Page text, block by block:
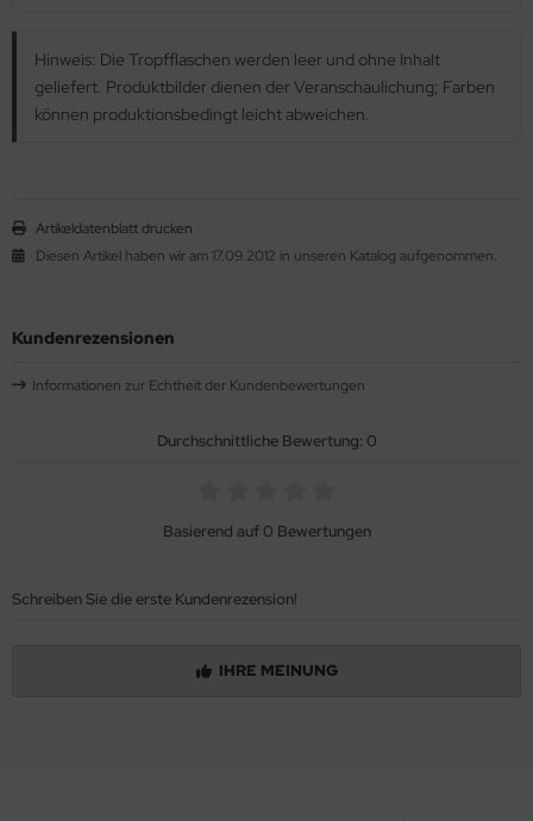
Hinweis: Die Tropfflaschen werden leer und ohne Inhalt
geliefert. Produktbilder dienen der Veranschaulichung; Farben
können produktionsbedingt leicht abweichen.
Artikeldatenblatt drucken
Diesen Artikel haben wir am 17.09.2012 in unseren Katalog aufgenommen.
Kundenrezensionen
Informationen zur Echtheit der Kundenbewertungen
Durchschnittliche Bewertung: 0
Basierend auf 0 Bewertungen
Schreiben Sie die erste Kundenrezension!
IHRE MEINUNG